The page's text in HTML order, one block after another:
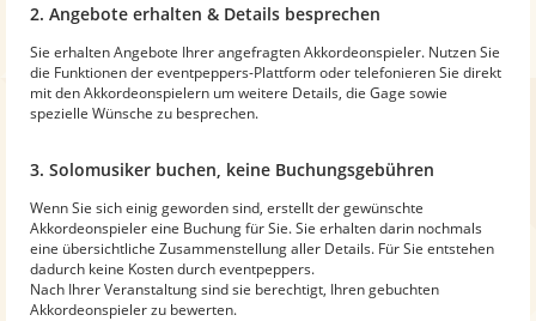
2. Angebote erhalten & Details besprechen
Sie erhalten Angebote Ihrer angefragten Akkordeonspieler. Nutzen Sie
die Funktionen der eventpeppers-Plattform oder telefonieren Sie direkt
mit den Akkordeonspielern um weitere Details, die Gage sowie
spezielle Wünsche zu besprechen.
3. Solomusiker buchen, keine Buchungsgebühren
Wenn Sie sich einig geworden sind, erstellt der gewünschte
Akkordeonspieler eine Buchung für Sie. Sie erhalten darin nochmals
eine übersichtliche Zusammenstellung aller Details. Für Sie entstehen
dadurch keine Kosten durch eventpeppers.
Nach Ihrer Veranstaltung sind sie berechtigt, Ihren gebuchten
Akkordeonspieler zu bewerten.